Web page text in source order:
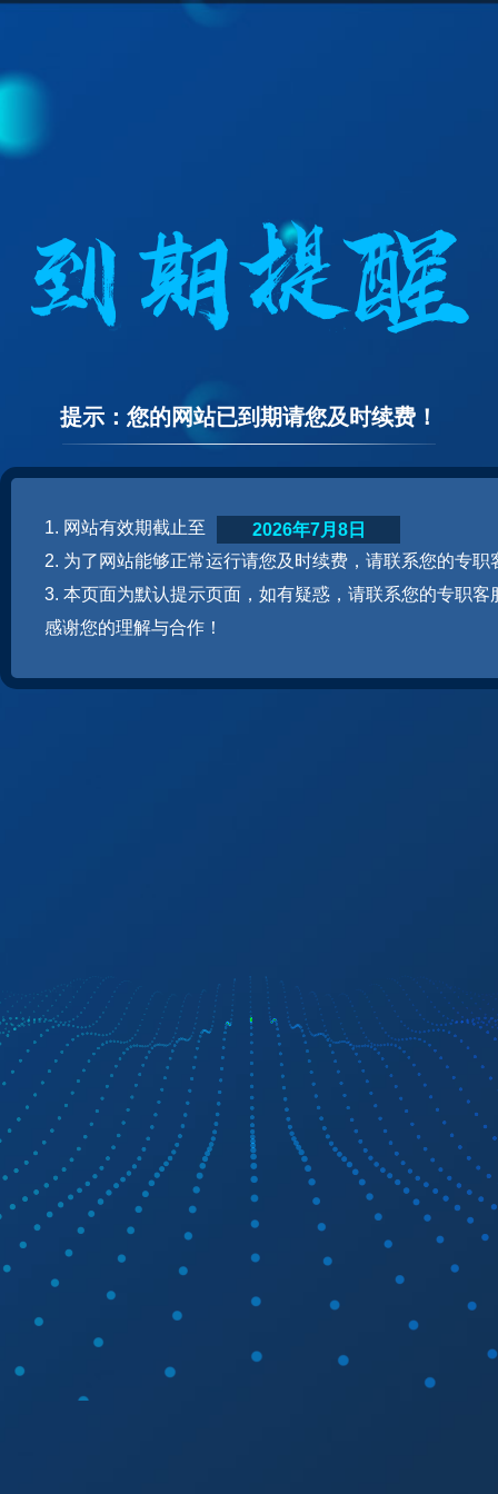
提示：您的网站已到期请您及时续费！
1. 网站有效期截止至
2. 为了网站能够正常运行请您及时续费，请联系您的专职
3. 本页面为默认提示页面，如有疑惑，请联系您的专职客
感谢您的理解与合作！
2026年7月8日